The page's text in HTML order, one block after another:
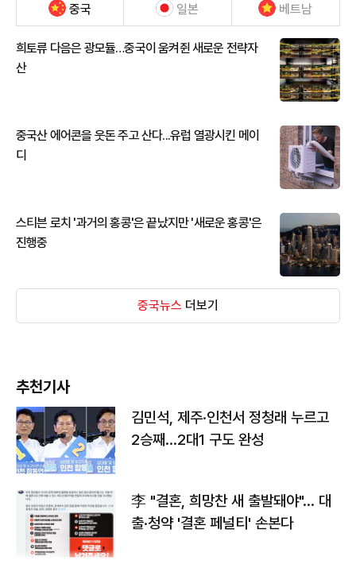
중국 일본 베트남
희토류 다음은 광모듈…중국이 움켜쥔 새로운 전략자
산
중국산 에어콘을 웃돈 주고 산다...유럽 열광시킨 메이
디
스티븐 로치 '과거의 홍콩'은 끝났지만 '새로운 홍콩'은
진행중
중국뉴스 더보기
추천기사
김민석, 제주·인천서 정청래 누르고
2승째…2대1 구도 완성
李 "결혼, 희망찬 새 출발돼야"… 대
출·청약 '결혼 페널티' 손본다